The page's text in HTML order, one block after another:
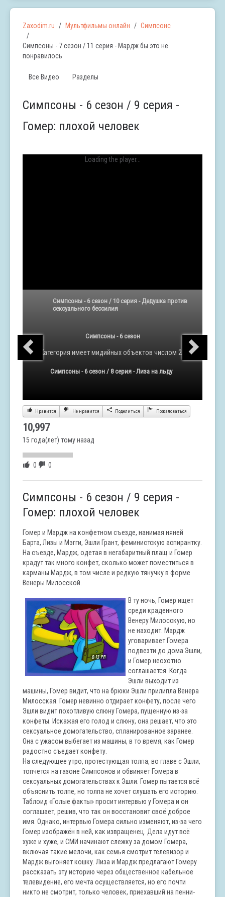
Zaxodim.ru Мультфильмы онлайн Симпсонс
Симпсоны - 7 сезон / 11 серия - Мардж бы это не
понравилось
Все Видео Разделы
Симпсоны - 6 сезон / 9 серия -
Гомер: плохой человек
Loading the player...
Симпсоны - 6 сезон / 10 серия - Дедушка против
сексуального бессилия
Симпсоны - 6 сезон
Категория имеет мидийных объектов числом 25
Симпсоны - 6 сезон / 8 серия - Лиза на льду
Нравится Не нравится Поделиться Пожаловаться
10,997
15 года(лет) тому назад
0 0
Симпсоны - 6 сезон / 9 серия -
Гомер: плохой человек
Гомер и Мардж на конфетном съезде, нанимая няней
Барта, Лизы и Мэгги, Эшли Грант, феминистскую аспирантку.
На съезде, Мардж, одетая в негабаритный плащ и Гомер
крадут так много конфет, сколько может поместиться в
карманы Мардж, в том числе и редкую тянучку в форме
Венеры Милосской.
В ту ночь, Гомер ищет
среди краденного
Венеру Милосскую, но
не находит. Мардж
уговаривает Гомера
подвезти до дома Эшли,
и Гомер неохотно
соглашается. Когда
Эшли выходит из
машины, Гомер видит, что на брюки Эшли прилипла Венера
Милосская. Гомер невинно отдирает конфету, после чего
Эшли видит похотливую слюну Гомера, пущенную из-за
конфеты. Искажая его голод и слюну, она решает, что это
сексуальное домогательство, спланированное заранее.
Она с ужасом выбегает из машины, в то время, как Гомер
радостно съедает конфету.
На следующее утро, протестующая толпа, во главе с Эшли,
топчется на газоне Симпсонов и обвиняет Гомера в
сексуальных домогательствах к Эшли. Гомер пытается всё
объяснить толпе, но толпа не хочет слушать его историю.
Таблоид «Голые факты» просит интервью у Гомера и он
соглашает, решив, что так он восстановит своё доброе
имя. Однако, интервью Гомера сильно изменяют, из-за чего
Гомер изображён в ней, как извращенец. Дела идут всё
хуже и хуже, и СМИ начинают слежку за домом Гомера,
включая такие мелочи, как семья смотрит телевизор и
Мардж выгоняет кошку. Лиза и Мардж предлагают Гомеру
рассказать эту историю через общественное кабельное
телевидение, его мечта осуществляется, но его почти
никто не смотрит, только человек, приехавший на пенни-